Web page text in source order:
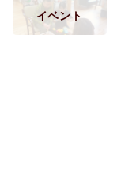
イベント